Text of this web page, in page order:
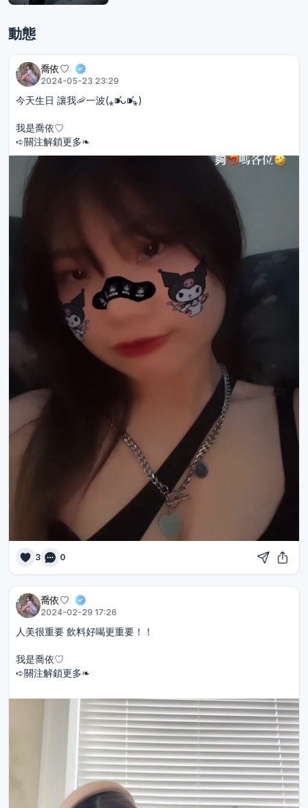
動態
喬依♡︎
2024-05-23 23:29
今天生日 讓我🦐一波(⁎⁍̴̛ᴗ⁍̴̛⁎)
我是喬依♡︎
➪關注解鎖更多❧
3 0
喬依♡︎
2024-02-29 17:26
人美很重要 飲料好喝更重要！！
我是喬依♡︎
➪關注解鎖更多❧